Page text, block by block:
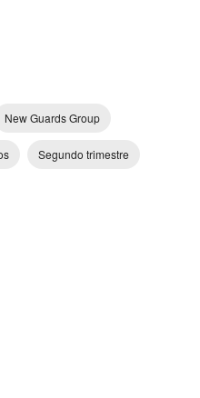
New Guards Group
Segundo trimestre